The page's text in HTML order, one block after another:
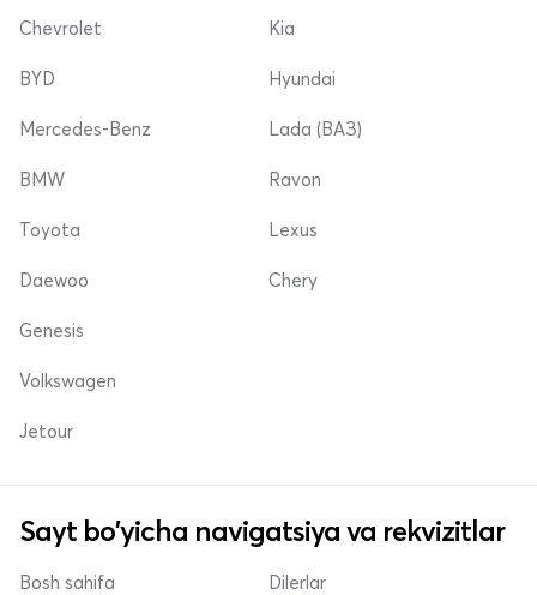
Chevrolet
BYD
Mercedes-Benz
Kia
Hyundai
Lada (ВАЗ)
BMW
Toyota
Daewoo
Ravon
Lexus
Chery
Genesis
Volkswagen
Jetour
Sayt bo'yicha navigatsiya va rekvizitlar
Bosh sahifa Dilerlar